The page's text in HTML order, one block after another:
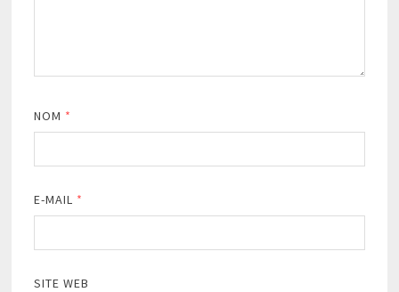
NOM *
E-MAIL *
SITE WEB